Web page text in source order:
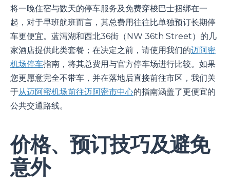
将一晚住宿与数天的停车服务及免费穿梭巴士捆绑在一
起，对于早班航班而言，其总费用往往比单独预订长期停
车更便宜。蓝泻湖和西北36街（NW 36th Street）的几
家酒店提供此类套餐；在决定之前，请使用我们的迈阿密
机场停车指南，将其总费用与官方停车场进行比较。如果
您更愿意完全不带车，并在落地后直接前往市区，我们关
于从迈阿密机场前往迈阿密市中心的指南涵盖了更便宜的
公共交通路线。
价格、预订技巧及避免
意外